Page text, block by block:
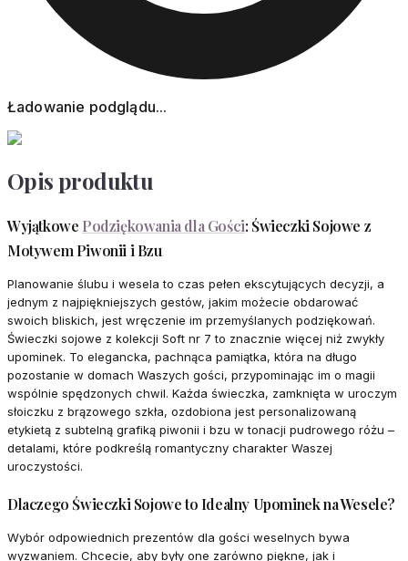
Ładowanie podglądu...
Opis produktu
Wyjątkowe Podziękowania dla Gości: Świeczki Sojowe z
Motywem Piwonii i Bzu
Planowanie ślubu i wesela to czas pełen ekscytujących decyzji, a
jednym z najpiękniejszych gestów, jakim możecie obdarować
swoich bliskich, jest wręczenie im przemyślanych podziękowań.
Świeczki sojowe z kolekcji Soft nr 7 to znacznie więcej niż zwykły
upominek. To elegancka, pachnąca pamiątka, która na długo
pozostanie w domach Waszych gości, przypominając im o magii
wspólnie spędzonych chwil. Każda świeczka, zamknięta w uroczym
słoiczku z brązowego szkła, ozdobiona jest personalizowaną
etykietą z subtelną grafiką piwonii i bzu w tonacji pudrowego różu –
detalami, które podkreślą romantyczny charakter Waszej
uroczystości.
Dlaczego Świeczki Sojowe to Idealny Upominek na Wesele?
Wybór odpowiednich prezentów dla gości weselnych bywa
wyzwaniem. Chcecie, aby były one zarówno piękne, jak i